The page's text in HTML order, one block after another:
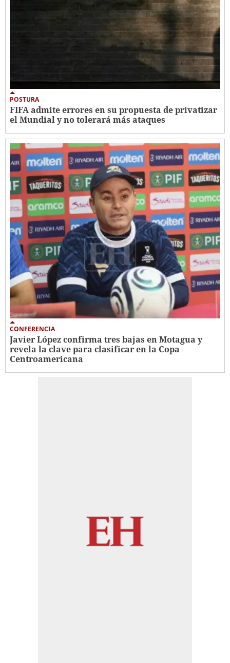
POSTURA
FIFA admite errores en su propuesta de privatizar
el Mundial y no tolerará más ataques
CONFERENCIA
Javier López confirma tres bajas en Motagua y
revela la clave para clasificar en la Copa
Centroamericana